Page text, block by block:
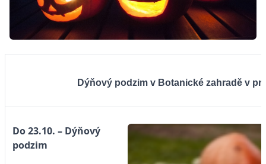
Dýňový podzim v Botanické zahradě v
Do 23.10. – Dýňový
podzim